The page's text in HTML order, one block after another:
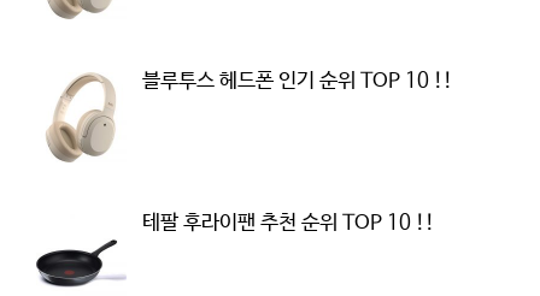
블루투스 헤드폰 인기 순위 TOP 10 !!
테팔 후라이팬 추천 순위 TOP 10 !!